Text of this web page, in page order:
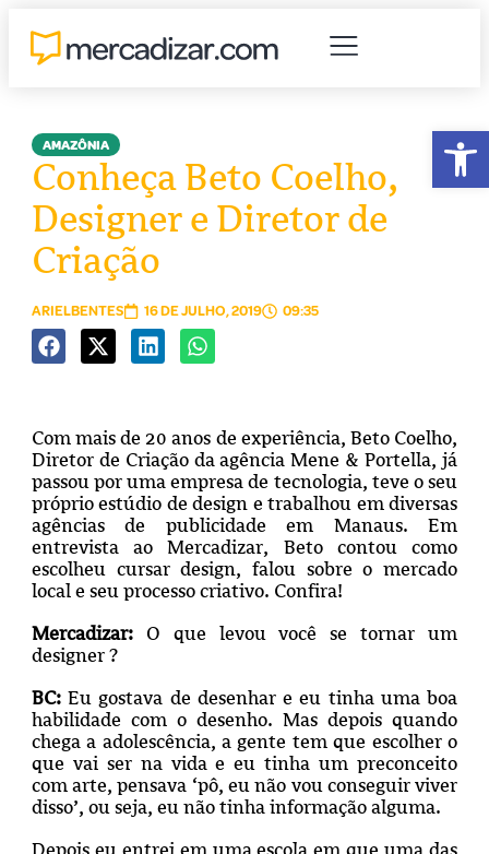
AMAZÔNIA
Conheça Beto Coelho,
Designer e Diretor de
Criação
ARIELBENTES 16 DE JULHO, 2019 09:35
Com mais de 20 anos de experiência, Beto Coelho,
Diretor de Criação da agência Mene & Portella, já
passou por uma empresa de tecnologia, teve o seu
próprio estúdio de design e trabalhou em diversas
agências de publicidade em Manaus. Em
entrevista ao Mercadizar, Beto contou como
escolheu cursar design, falou sobre o mercado
local e seu processo criativo. Confira!
Mercadizar:O que levou você se tornar um
designer ?
BC:Eu gostava de desenhar e eu tinha uma boa
habilidade com o desenho. Mas depois quando
chega a adolescência, a gente tem que escolher o
que vai ser na vida e eu tinha um preconceito
com arte, pensava ‘pô, eu não vou conseguir viver
disso’, ou seja, eu não tinha informação alguma.
Depois eu entrei em uma escola em que uma das